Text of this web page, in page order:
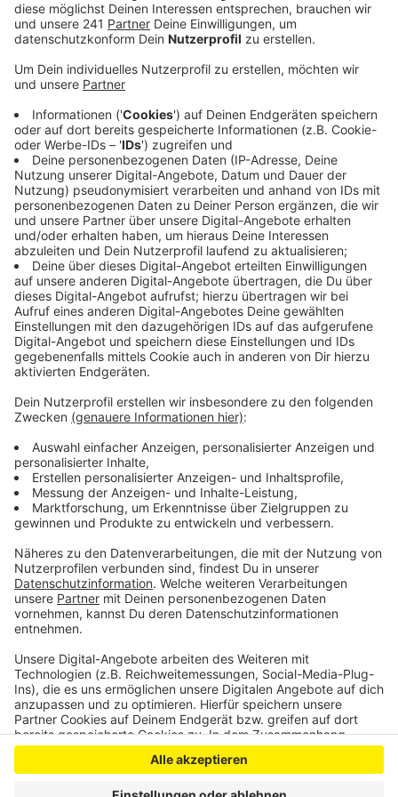
Anzeige
Hotel- und Gaststättenverband muss die Branche
gerade an vielen Stellen kreativ werden.
Anzeige
Laut dem Hotel- und Gaststättenverband DEHOGA
gibt es in diesem Jahr wieder deutlich mehr Anfragen
für Veranstaltungen – vor allem auch für
Firmenweihnachtsfeiern. Das Problem: Die
Unternehmen erwarten auf ihre Anfragen Angebote –
die seien wegen der ständigen Preissteigerungen
derzeit kaum zu kalkulieren, so ein Sprecher.
Deswegen würden schon jetzt einige Traditionen, wie
das Gänse-Essen ab November bei vielen
Gastronomen auf der Kippe stehen. Restaurant-
sonst für ihr Gericht zahlen. Laut dem Leverkusener
DEHOGA-Sprecher überlegen sich viele Wirte
deswegen jetzt Alternativen – ganz nach dem Motto
„Not macht erfinderisch.“ Hauptsache man kann die
Gäste halten.
Anzeige
Anzeige